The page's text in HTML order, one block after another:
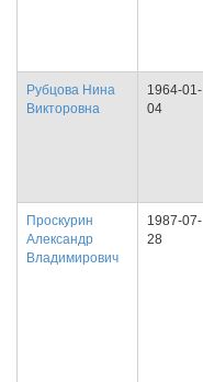
Рубцова Нина
Викторовна
1964-01-
04
Проскурин
Александр
Владимирович
1987-07-
28